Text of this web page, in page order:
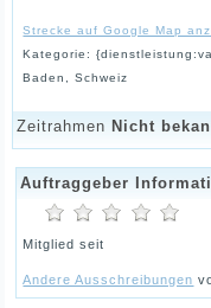
Strecke auf Google Map
Kategorie:
Baden, Schweiz
Zeitrahmen Nicht
Auftraggeber
Mitglied seit
Andere Ausschreibungen